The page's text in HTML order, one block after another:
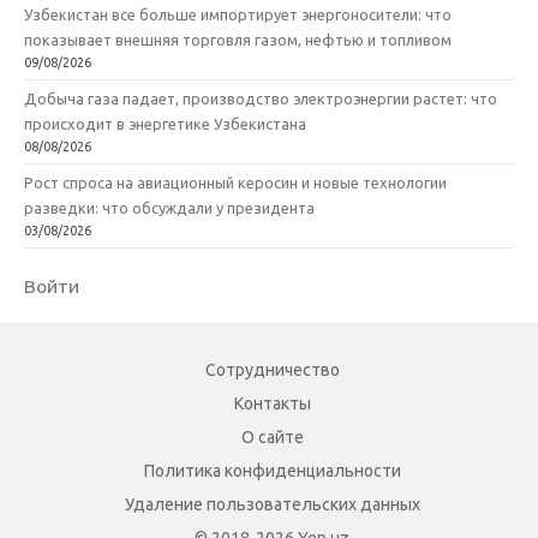
Узбекистан все больше импортирует энергоносители: что
показывает внешняя торговля газом, нефтью и топливом
09/08/2026
Добыча газа падает, производство электроэнергии растет: что
происходит в энергетике Узбекистана
08/08/2026
Рост спроса на авиационный керосин и новые технологии
разведки: что обсуждали у президента
03/08/2026
Войти
Сотрудничество
Контакты
О сайте
Политика конфиденциальности
Удаление пользовательских данных